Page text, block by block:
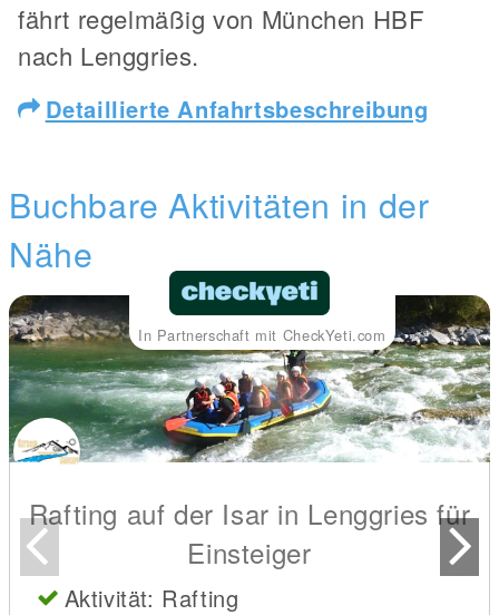
fährt regelmäßig von München HBF
nach Lenggries.
Detaillierte Anfahrtsbeschreibung
Buchbare Aktivitäten in der
Nähe
In Partnerschaft mit CheckYeti.com
Rafting auf der Isar in Lenggries für
Einsteiger
Aktivität: Rafting